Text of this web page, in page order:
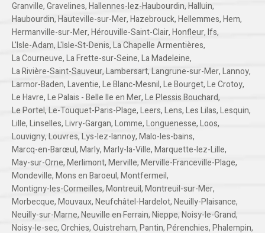
Granville,Gravelines,Hallennes-lez-Haubourdin,Halluin,
Haubourdin,Hauteville-sur-Mer,Hazebrouck,Hellemmes,Hem,
Hermanville-sur-Mer,Hérouville-Saint-Clair,Honfleur,Ifs,
L'Isle-Adam,L'Isle-St-Denis,La Chapelle Armentières,
La Courneuve,La Frette-sur-Seine,La Madeleine,
La Rivière-Saint-Sauveur,Lambersart,Langrune-sur-Mer,Lannoy,
Larmor-Baden,Laventie,Le Blanc-Mesnil,Le Bourget,Le Crotoy,
Le Havre,Le Palais - Belle Ile en Mer,Le Plessis Bouchard,
Le Portel,Le-Touquet-Paris-Plage,Leers,Lens,Les Lilas,Lesquin,
Lille,Linselles,Livry-Gargan,Lomme,Longuenesse,Loos,
Louvigny,Louvres,Lys-lez-lannoy,Malo-les-bains,
Marcq-en-Barœul,Marly,Marly-la-Ville,Marquette-lez-Lille,
May-sur-Orne,Merlimont,Merville,Merville-Franceville-Plage,
Mondeville,Mons en Baroeul,Montfermeil,
Montigny-les-Cormeilles,Montreuil,Montreuil-sur-Mer,
Morbecque,Mouvaux,Neufchâtel-Hardelot,Neuilly-Plaisance,
Neuilly-sur-Marne,Neuville en Ferrain,Nieppe,Noisy-le-Grand,
Noisy-le-sec,Orchies,Ouistreham,Pantin,Pérenchies,Phalempin,